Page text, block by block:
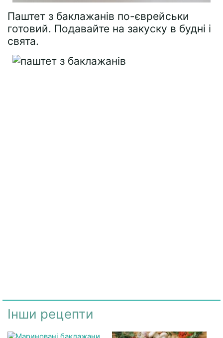
Паштет з баклажанів по-єврейськи
готовий. Подавайте на закуску в будні і
свята.
Інши рецепти